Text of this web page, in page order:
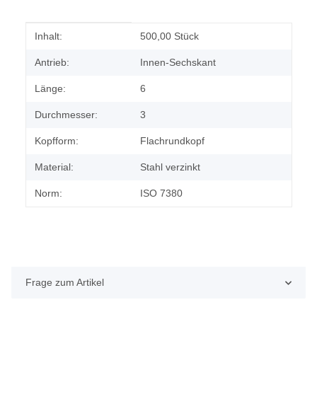
Produkteigenschaft
Wert
Inhalt: 500,00 Stück
Antrieb: Innen-Sechskant
Länge: 6
Durchmesser: 3
Kopfform: Flachrundkopf
Material: Stahl verzinkt
Norm: ISO 7380
Frage zum Artikel